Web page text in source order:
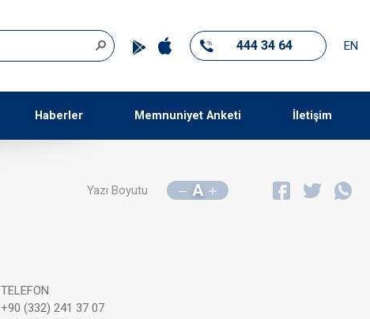
444 34 64 EN
Haberler Memnuniyet Anketi İletişim
Yazı Boyutu A
TELEFON
+90 (332) 241 37 07